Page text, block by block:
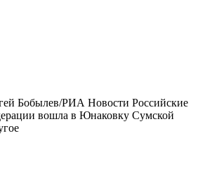
Бобылев/РИА Новости Российские
вошла в Юнаковку Сумской